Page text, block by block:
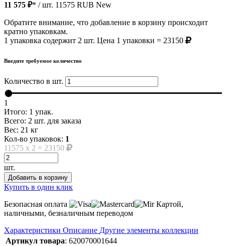
11 575 ₽* / шт. 11575 RUB New
Обратите внимание, что добавление в корзину происходит
кратно упаковкам.
1 упаковка содержит 2 шт. Цена 1 упаковки = 23150
Введите требуемое количество
Количество в шт.
1
Итого: 1 упак.
Всего: 2 шт. для заказа
Вес: 21 кг
Кол-во упаковок: 1
11575 x 2 = 23150
шт.
Добавить в корзину
Купить в один клик
Безопасная оплата
Картой,
наличными, безналичным переводом
Характеристики Описание Другие элементы коллекции
Артикул товара: 620070001644